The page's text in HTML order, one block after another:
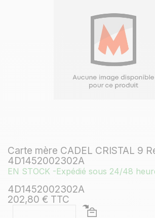
Carte mère CADEL CRISTAL 9
4D1452002302A
EN STOCK -Expédié sous 24/48
4D1452002302A
202,80 € TTC